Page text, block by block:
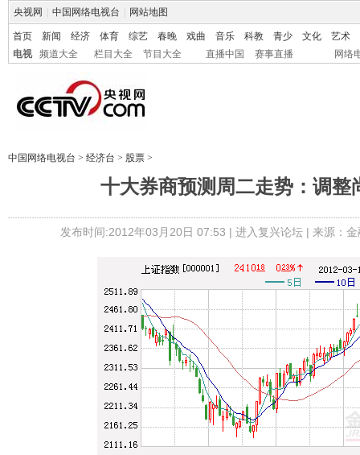
央视网 中国网络电视台 网站地图
首页 新闻 经济 体育 综艺 春晚 戏曲 音乐 科教 青少 文化
艺术
电视
频道大全 栏目大全 节目大全 直播中国 赛事直播 网络
中国网络电视台 > 经济台 > 股票 >
十大券商预测周二走势：调整
发布时间:2012年03月20日 07:53 | 进入复兴论坛| 来源：